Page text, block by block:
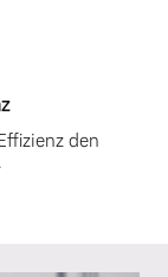
den